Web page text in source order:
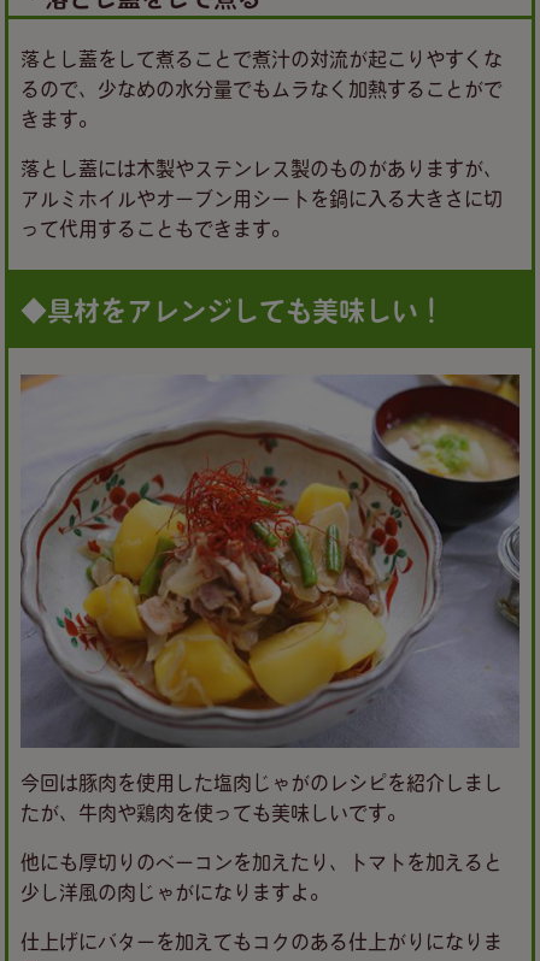
落とし蓋をして煮ることで煮汁の対流が起こりやすくな
るので、少なめの水分量でもムラなく加熱することがで
きます。
落とし蓋には木製やステンレス製のものがありますが、
アルミホイルやオーブン用シートを鍋に入る大きさに切
って代用することもできます。
◆具材をアレンジしても美味しい！
今回は豚肉を使用した塩肉じゃがのレシピを紹介しまし
たが、牛肉や鶏肉を使っても美味しいです。
他にも厚切りのベーコンを加えたり、トマトを加えると
少し洋風の肉じゃがになりますよ。
仕上げにバターを加えてもコクのある仕上がりになりま